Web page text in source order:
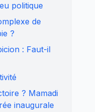
politique
de
?
: Faut-il
? Mamadi
inaugurale